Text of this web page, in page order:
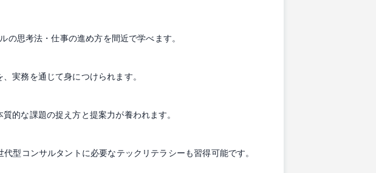
思考法・仕事の進め方を間近で学べます。
実務を通じて身につけられます。
的な課題の捉え方と提案力が養われます。
コンサルタントに必要なテックリテラシーも習得可能です。